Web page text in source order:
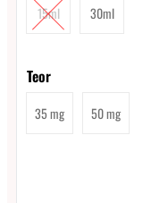
15ml 30ml
Teor
35 mg 50 mg